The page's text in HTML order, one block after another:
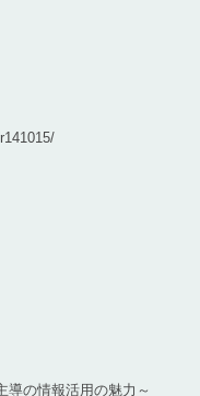
導の情報活用の魅力～